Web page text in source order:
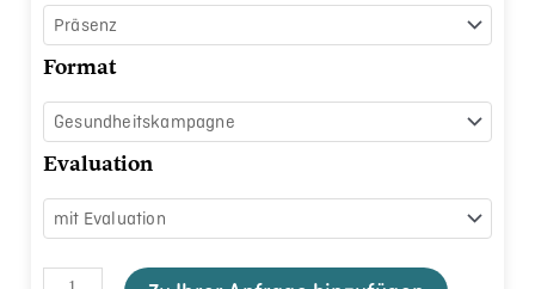
Format
Evaluation